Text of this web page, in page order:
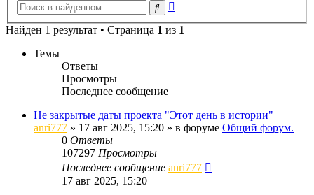
Поиск
Найден 1 результат • Страница 1 из 1
Темы
Ответы
Просмотры
Последнее сообщение
Не закрытые даты проекта "Этот день в истории"
anri777 » 17 авг 2025, 15:20 » в форуме Общий форум.
0 Ответы
107297 Просмотры
Последнее сообщение anri777
17 авг 2025, 15:20